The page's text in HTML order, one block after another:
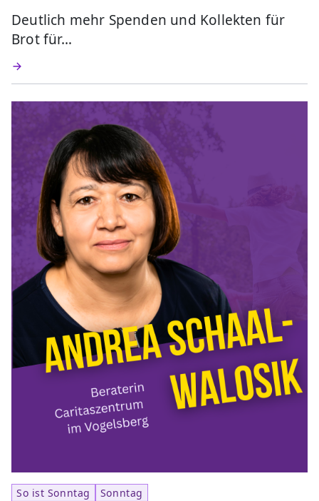
Deutlich mehr Spenden und Kollekten für
Brot für…
So ist Sonntag Sonntag